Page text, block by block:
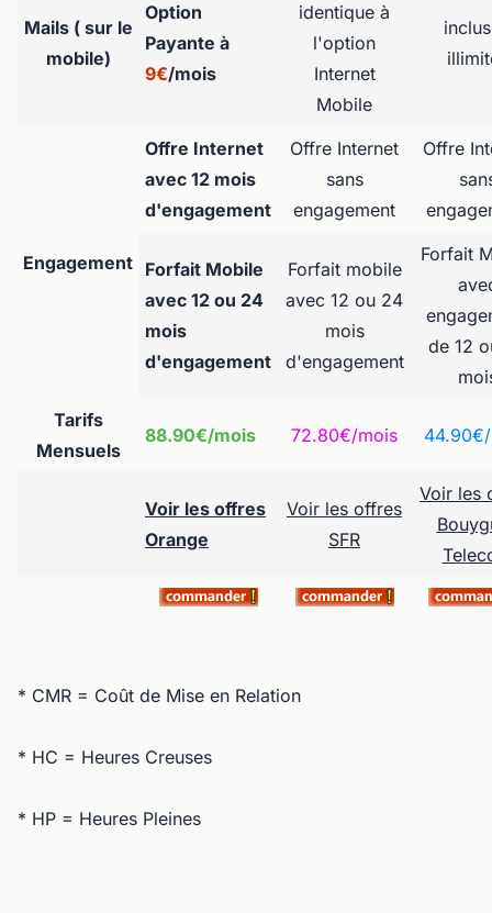
Mails ( sur le
mobile)
Option
Payante à
9€/mois
identique à
l'option
Internet
Mobile
Engagement
Offre Internet
avec 12 mois
d'engagement
Offre Internet
sans
engagement
Offre
Forfait Mobile
avec 12 ou 24
mois
d'engagement
Forfait mobile
avec 12 ou 24
mois
d'engagement
Forfait
de 12
Tarifs
Mensuels
88.90€/mois 72.80€/mois
Voir les offres
Orange
Voir les offres
SFR
Voir les
* CMR = Coût de Mise en Relation
* HC = Heures Creuses
* HP = Heures Pleines